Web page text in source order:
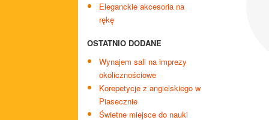
Eleganckie akcesoria na
rękę
OSTATNIO DODANE
Wynajem sali na imprezy
okolicznościowe
Korepetycje z angielskiego w
Piasecznie
Świetne miejsce do nauki